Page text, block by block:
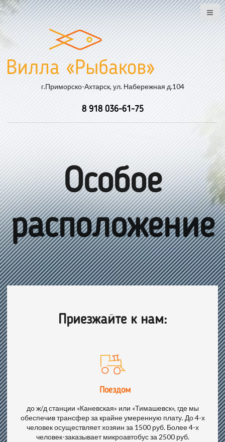
г.Приморско-Ахтарск, ул. Набережная д.104
8 918 036-61-75
Особое
расположение
Приезжайте к нам:
Поездом
до ж/д станции «Каневская» или «Тимашевск», где мы
обеспечив трансфер за крайне умеренную плату. До 4-х
человек осуществляет хозяин за 1500 руб. Более 4-х
человек-заказывает микроавтобус за 2500 руб.